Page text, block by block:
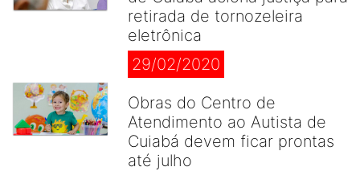
retirada de tornozeleira
eletrônica
29/02/2020
Obras do Centro de
Atendimento ao Autista de
Cuiabá devem ficar prontas
até julho